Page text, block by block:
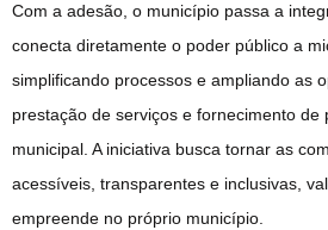
Com a adesão, o município passa a
conecta diretamente o poder público a
simplificando processos e ampliando as
prestação de serviços e fornecimento de
municipal. A iniciativa busca tornar as
acessíveis, transparentes e inclusivas,
empreende no próprio município.